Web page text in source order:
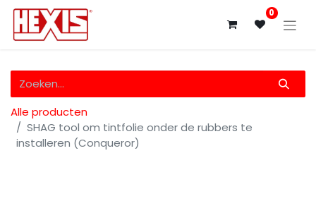
0
Alle producten
SHAG tool om tintfolie onder de rubbers te
installeren (Conqueror)